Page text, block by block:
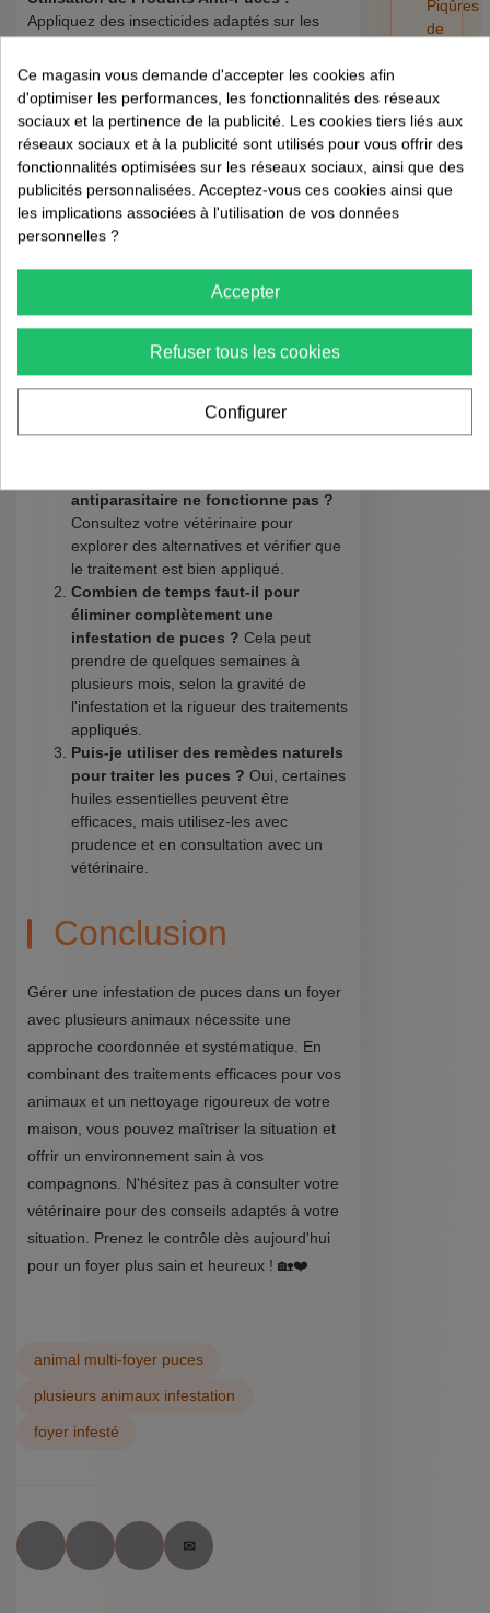
Appliquez des insecticides adaptés sur les
Prévention et
Surveillance ⚠️
Contrôles Vétérinaires Réguliers :
Consultez régulièrement votre vétérinaire
les nouveaux traitements disponibles.
détecter toute nouvelle infestation et agir
antiparasitaire ne fonctionne pas ?
Consultez votre vétérinaire pour
explorer des alternatives et vérifier que
le traitement est bien appliqué.
Combien de temps faut-il pour
éliminer complètement une
infestation de puces ? Cela peut
prendre de quelques semaines à
plusieurs mois, selon la gravité de
l'infestation et la rigueur des traitements
appliqués.
Puis-je utiliser des remèdes naturels
pour traiter les puces ? Oui, certaines
huiles essentielles peuvent être
efficaces, mais utilisez-les avec
prudence et en consultation avec un
vétérinaire.
Conclusion
Gérer une infestation de puces dans un foyer
avec plusieurs animaux nécessite une
approche coordonnée et systématique. En
combinant des traitements efficaces pour vos
animaux et un nettoyage rigoureux de votre
maison, vous pouvez maîtriser la situation et
offrir un environnement sain à vos
compagnons. N'hésitez pas à consulter votre
vétérinaire pour des conseils adaptés à votre
situation. Prenez le contrôle dès aujourd'hui
pour un foyer plus sain et heureux ! 🏡❤️
animal multi-foyer puces
plusieurs animaux infestation
foyer infesté
Piqûres
de
tiques
sur
l'humain
:
risques,
Ce magasin vous demande d'accepter les cookies afin
d'optimiser les performances, les fonctionnalités des réseaux
sociaux et la pertinence de la publicité. Les cookies tiers liés aux
réseaux sociaux et à la publicité sont utilisés pour vous offrir des
fonctionnalités optimisées sur les réseaux sociaux, ainsi que des
publicités personnalisées. Acceptez-vous ces cookies ainsi que
les implications associées à l'utilisation de vos données
personnelles ?
Accepter
Refuser tous les cookies
Configurer